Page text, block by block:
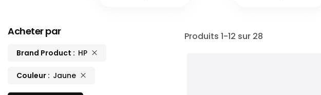
Produits 1-12 sur 28
Acheter par
Brand Product HP
Couleur Jaune